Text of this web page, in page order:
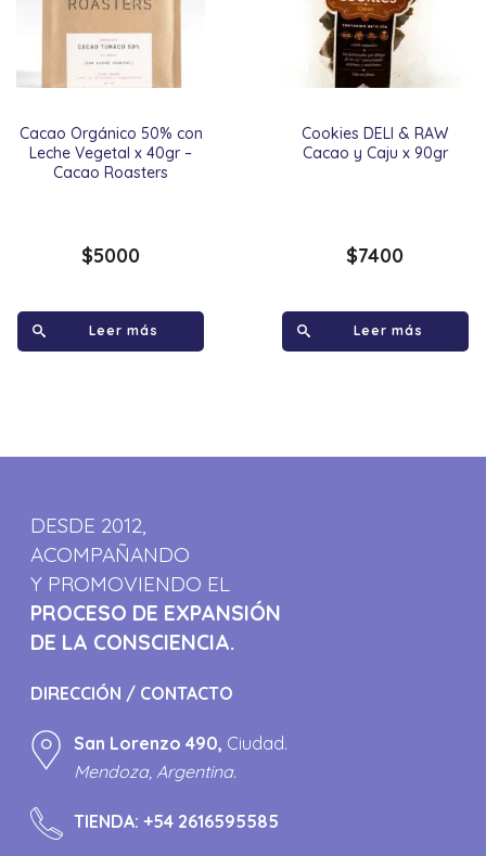
Cacao Orgánico 50% con
Leche Vegetal x 40gr –
Cacao Roasters
$5000
Leer más
Cookies DELI & RAW
Cacao y Caju x 90gr
$7400
Leer más
DESDE 2012,
ACOMPAÑANDO
Y PROMOVIENDO EL
PROCESO DE EXPANSIÓN
DE LA CONSCIENCIA.
DIRECCIÓN / CONTACTO
San Lorenzo 490, Ciudad.
Mendoza, Argentina.
TIENDA:+54 2616595585